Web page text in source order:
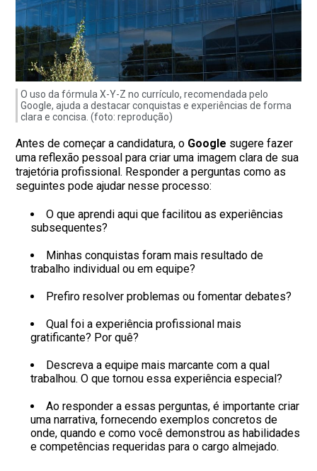
O uso da fórmula X-Y-Z no currículo, recomendada pelo
Google, ajuda a destacar conquistas e experiências de forma
clara e concisa. (foto: reprodução)
Antes de começar a candidatura, o Google sugere fazer
uma reflexão pessoal para criar uma imagem clara de sua
trajetória profissional. Responder a perguntas como as
seguintes pode ajudar nesse processo:
O que aprendi aqui que facilitou as experiências
subsequentes?
Minhas conquistas foram mais resultado de
trabalho individual ou em equipe?
Prefiro resolver problemas ou fomentar debates?
Qual foi a experiência profissional mais
gratificante? Por quê?
Descreva a equipe mais marcante com a qual
trabalhou. O que tornou essa experiência especial?
Ao responder a essas perguntas, é importante criar
uma narrativa, fornecendo exemplos concretos de
onde, quando e como você demonstrou as habilidades
e competências requeridas para o cargo almejado.